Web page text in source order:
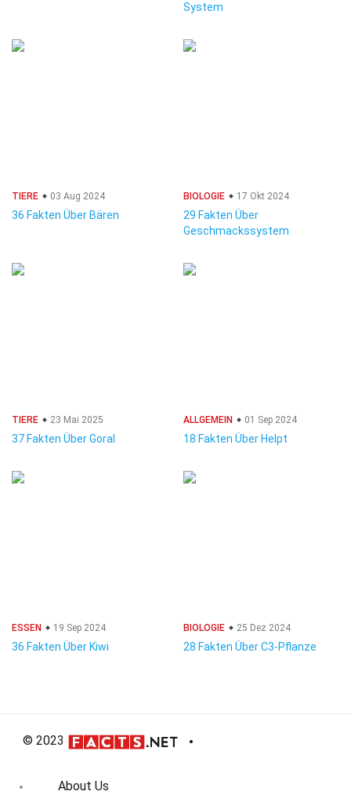
System
TIERE 03 Aug 2024
36 Fakten Über Bären
BIOLOGIE 17 Okt 2024
29 Fakten Über
Geschmackssystem
TIERE 23 Mai 2025
37 Fakten Über Goral
ALLGEMEIN 01 Sep 2024
18 Fakten Über Helpt
ESSEN 19 Sep 2024
36 Fakten Über Kiwi
BIOLOGIE 25 Dez 2024
28 Fakten Über C3-Pflanze
© 2023
About Us